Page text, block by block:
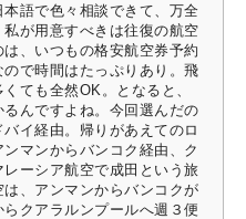
語で色々相談できて、万全
が用意すべきは往復の航空
、いつもの格安航空券予約
で時間はたっぷりあり。飛
ても全然OK。となると、
んですよね。今回選んだの
イ経由。帰りがあえてのロ
マンからバンコク経由、ク
ーシア航空で成田という旅
、アンマンからバンコクが
クアラルンプールへ週３便